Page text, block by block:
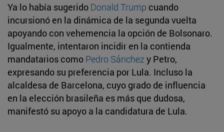
Ya lo había sugerido Donald Trump cuando
incursionó en la dinámica de la segunda vuelta
apoyando con vehemencia la opción de Bolsonaro.
Igualmente, intentaron incidir en la contienda
mandatarios como Pedro Sánchez y Petro,
expresando su preferencia por Lula. Incluso la
alcaldesa de Barcelona, cuyo grado de influencia
en la elección brasileña es más que dudosa,
manifestó su apoyo a la candidatura de Lula.